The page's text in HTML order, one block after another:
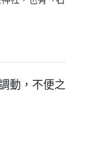
動，不便之